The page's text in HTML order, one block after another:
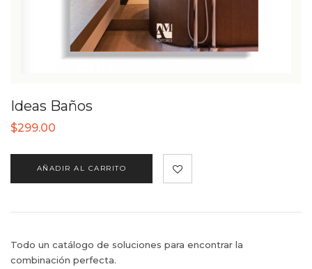
Ideas Baños
$299.00
AÑADIR AL CARRITO
Todo un catálogo de soluciones para encontrar la
combinación perfecta.